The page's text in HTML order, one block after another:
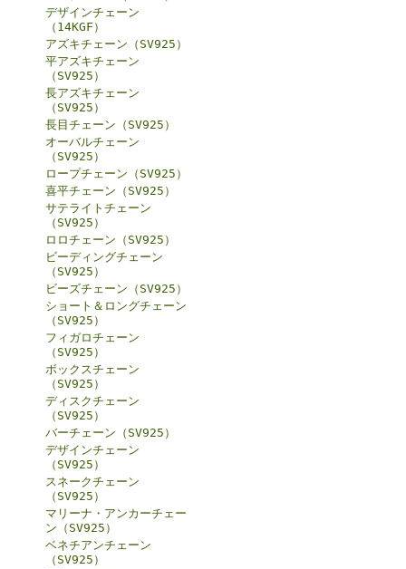
デザインチェーン
（14KGF）
アズキチェーン（SV925）
平アズキチェーン
（SV925）
長アズキチェーン
（SV925）
長目チェーン（SV925）
オーバルチェーン
（SV925）
ロープチェーン（SV925）
喜平チェーン（SV925）
サテライトチェーン
（SV925）
ロロチェーン（SV925）
ビーディングチェーン
（SV925）
ビーズチェーン（SV925）
ショート＆ロングチェーン
（SV925）
フィガロチェーン
（SV925）
ボックスチェーン
（SV925）
ディスクチェーン
（SV925）
バーチェーン（SV925）
デザインチェーン
（SV925）
スネークチェーン
（SV925）
マリーナ・アンカーチェー
ン（SV925）
ベネチアンチェーン
（SV925）